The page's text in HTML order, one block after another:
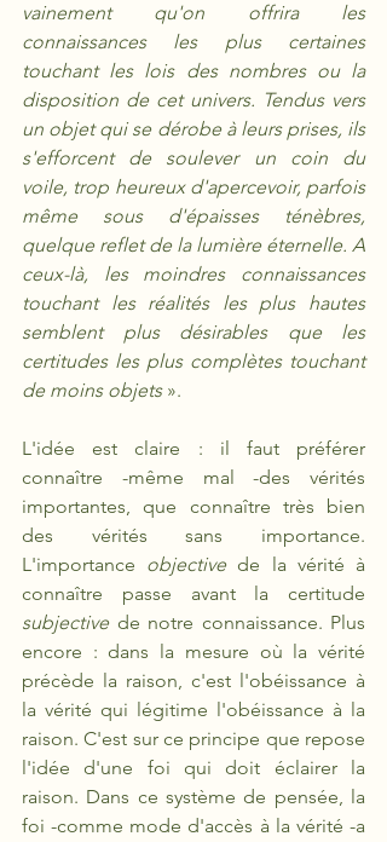
vainement qu'on offrira les
connaissances les plus certaines
touchant les lois des nombres ou la
disposition de cet univers. Tendus vers
un objet qui se dérobe à leurs prises, ils
s'efforcent de soulever un coin du
voile, trop heureux d'apercevoir, parfois
même sous d'épaisses ténèbres,
quelque reflet de la lumière éternelle. A
ceux-là, les moindres connaissances
touchant les réalités les plus hautes
semblent plus désirables que les
certitudes les plus complètes touchant
de moins objets ».
L'idée est claire : il faut préférer
connaître -même mal -des vérités
importantes, que connaître très bien
des vérités sans importance.
L'importance objective de la vérité à
subjective de notre connaissance. Plus
encore : dans la mesure où la vérité
précède la raison, c'est l'obéissance à
la vérité qui légitime l'obéissance à la
raison. C'est sur ce principe que repose
l'idée d'une foi qui doit éclairer la
raison. Dans ce système de pensée, la
foi -comme mode d'accès à la vérité -a